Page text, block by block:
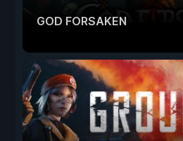
GOD FORSAKEN